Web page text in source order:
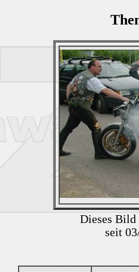
Dieses Bild
seit